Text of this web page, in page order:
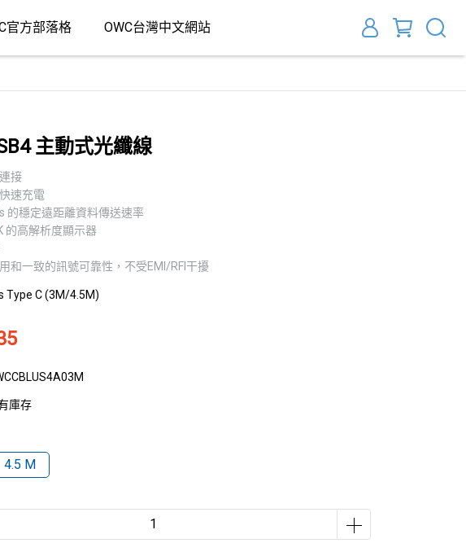
官方部落格 OWC台灣中文網站
主動式光纖線
接
速充電
的穩定遠距離資料傳送速率
的高解析度顯示器
和一致的訊號可靠性，不受EMI/RFI干擾
Type C (3M/4.5M)
庫存
4.5 M